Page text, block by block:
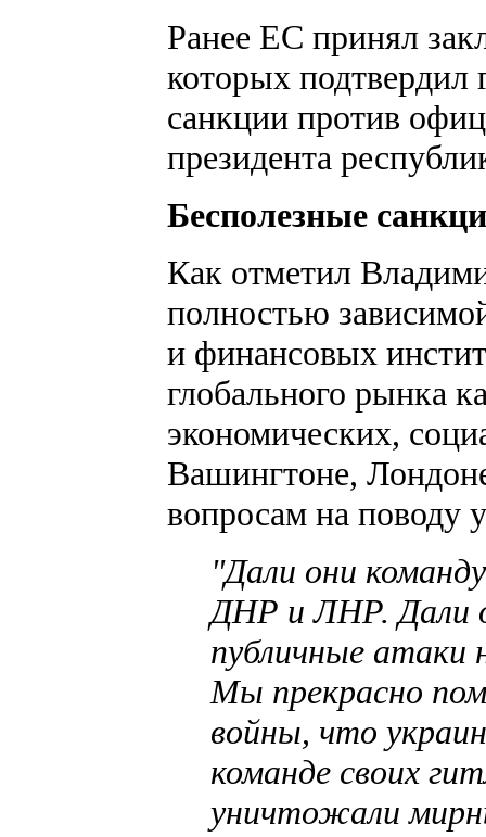
Ранее ЕС принял
которых подтвердил
санкции против
президента
Бесполезные
Как отметил
полностью
и финансовых
глобального рынка
экономических,
Вашингтоне,
вопросам на поводу
"Дали они
ДНР и ЛНР. Дали
публичные атаки
Мы прекрасно
войны, что
команде своих
уничтожали